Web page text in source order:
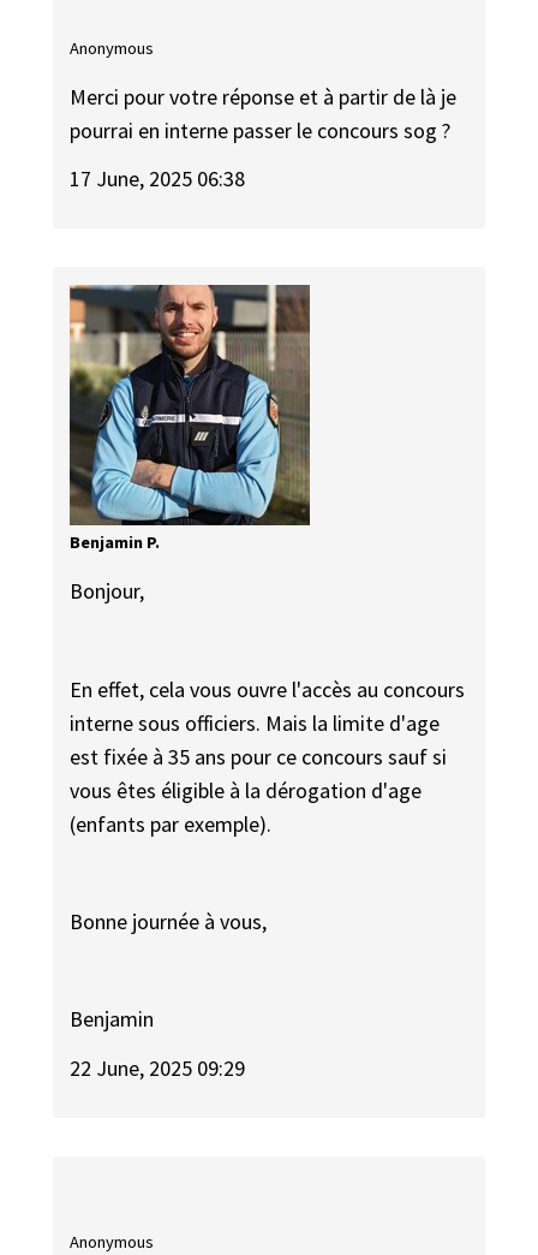
Anonymous
Merci pour votre réponse et à partir de là je
pourrai en interne passer le concours sog ?
17 June, 2025 06:38
Benjamin P.
Bonjour,
En effet, cela vous ouvre l'accès au concours
interne sous officiers. Mais la limite d'age
est fixée à 35 ans pour ce concours sauf si
vous êtes éligible à la dérogation d'age
(enfants par exemple).
Bonne journée à vous,
Benjamin
22 June, 2025 09:29
Anonymous